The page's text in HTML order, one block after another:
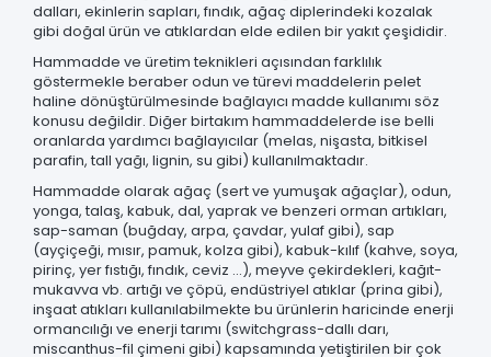
dalları, ekinlerin sapları, fındık, ağaç diplerindeki kozalak
gibi doğal ürün ve atıklardan elde edilen bir yakıt çeşididir.
Hammadde ve üretim teknikleri açısından farklılık
göstermekle beraber odun ve türevi maddelerin pelet
haline dönüştürülmesinde bağlayıcı madde kullanımı söz
konusu değildir. Diğer birtakım hammaddelerde ise belli
oranlarda yardımcı bağlayıcılar (melas, nişasta, bitkisel
parafin, tall yağı, lignin, su gibi) kullanılmaktadır.
Hammadde olarak ağaç (sert ve yumuşak ağaçlar), odun,
yonga, talaş, kabuk, dal, yaprak ve benzeri orman artıkları,
sap-saman (buğday, arpa, çavdar, yulaf gibi), sap
(ayçiçeği, mısır, pamuk, kolza gibi), kabuk-kılıf (kahve, soya,
pirinç, yer fıstığı, fındık, ceviz …), meyve çekirdekleri, kağıt-
mukavva vb. artığı ve çöpü, endüstriyel atıklar (prina gibi),
inşaat atıkları kullanılabilmekte bu ürünlerin haricinde enerji
ormancılığı ve enerji tarımı (switchgrass-dallı darı,
miscanthus-fil çimeni gibi) kapsamında yetiştirilen bir çok